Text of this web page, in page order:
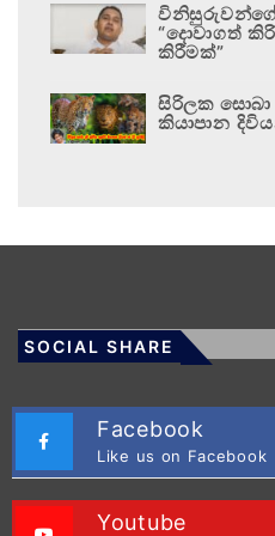
විනිසුරුවන්ගේ
“දොවාගත්
කිරීමක්”
සිරිලක
කියාපාන
SOCIAL SHARE
Facebook
Like us on Facebook
Youtube